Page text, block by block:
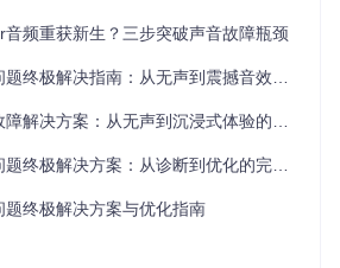
：脉冲音频运行时资源包
校验"功能（设置→维护→完整性检查）
频硬件支持能力差异较大，可通过以下
频重获新生？三步突破声音故障瓶颈
解决指南：从无声到震撼音效的全场景适配方案
决方案：从无声到沉浸式体验的完整修复指南
终极解决方案：从诊断到优化的完整指南
题终极解决方案与优化指南